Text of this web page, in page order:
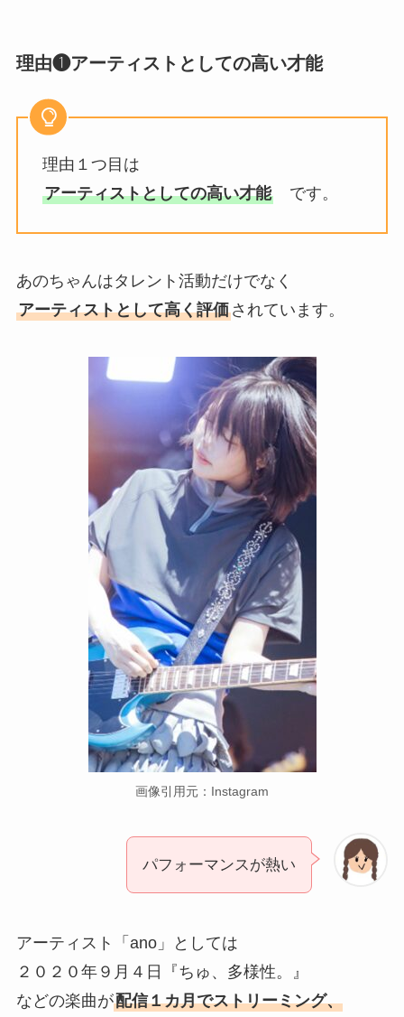
理由❶アーティストとしての高い才能
理由１つ目は
アーティストとしての高い才能です。
あのちゃんはタレント活動だけでなく
アーティストとして高く評価されています。
画像引用元：Instagram
パフォーマンスが熱い
アーティスト「ano」としては
２０２０年９月４日『ちゅ、多様性。』
などの楽曲が配信１カ月でストリーミング、